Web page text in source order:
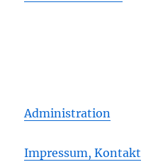
Administration
Impressum, Kontakt